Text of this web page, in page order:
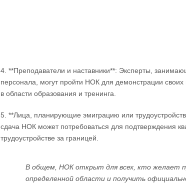
4. **Преподаватели и наставники**: Эксперты,
персонала, могут пройти НОК для демонстрации
в области образования и тренинга.
5. **Лица, планирующие эмиграцию или
сдача НОК может потребоваться для подтверждения
трудоустройстве за границей.
В общем, НОК открыт для всех, кто желает
определенной области и получить